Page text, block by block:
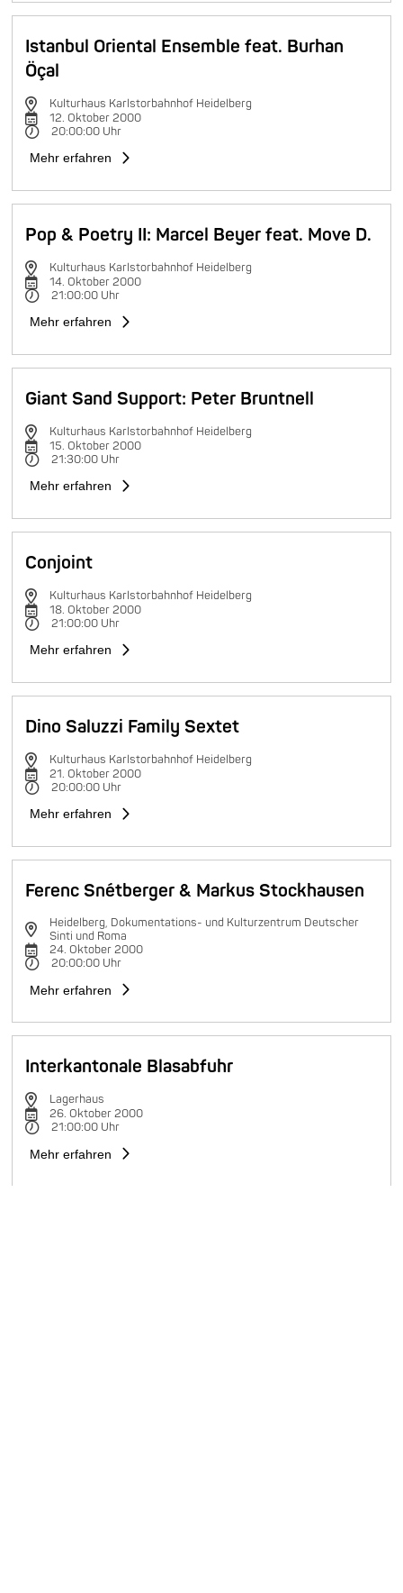
Istanbul Oriental Ensemble feat. Burhan
Öçal
Kulturhaus Karlstorbahnhof Heidelberg
12. Oktober 2000
20:00:00 Uhr
Mehr erfahren
Pop & Poetry II: Marcel Beyer feat. Move D.
Kulturhaus Karlstorbahnhof Heidelberg
14. Oktober 2000
21:00:00 Uhr
Mehr erfahren
Giant Sand Support: Peter Bruntnell
Kulturhaus Karlstorbahnhof Heidelberg
15. Oktober 2000
21:30:00 Uhr
Mehr erfahren
Conjoint
Kulturhaus Karlstorbahnhof Heidelberg
18. Oktober 2000
21:00:00 Uhr
Mehr erfahren
Dino Saluzzi Family Sextet
Kulturhaus Karlstorbahnhof Heidelberg
21. Oktober 2000
20:00:00 Uhr
Mehr erfahren
Ferenc Snétberger & Markus Stockhausen
Heidelberg, Dokumentations- und Kulturzentrum Deutscher
Sinti und Roma
24. Oktober 2000
20:00:00 Uhr
Mehr erfahren
Interkantonale Blasabfuhr
Lagerhaus
26. Oktober 2000
21:00:00 Uhr
Mehr erfahren